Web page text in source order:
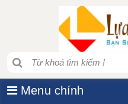
Menu chính